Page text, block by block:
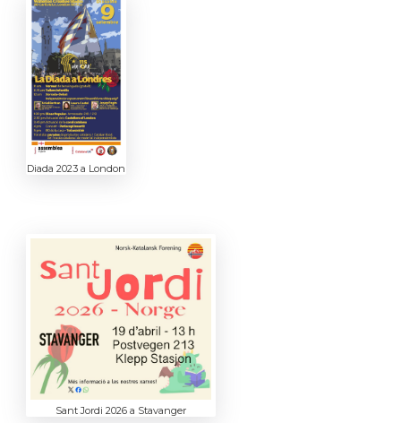
Diada 2023 a London
Sant Jordi 2026 a Stavanger